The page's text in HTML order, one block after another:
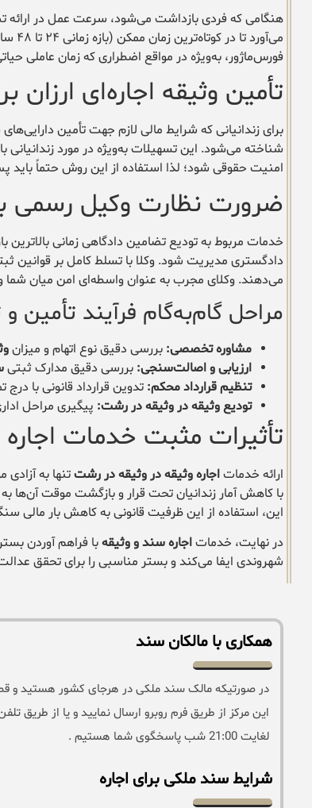
هنگامی که فردی بازداشت می‌شود، سرعت عمل در
می‌آورد تا در کوتاه‌ترین زمان ممکن (بازه زمانی ۲۴ تا ۴۸ ساعت)،
فورس‌ماژور، به‌ویژه در مواقع اضطراری که زمان عاملی
تأمین وثیقه اجاره‌ای ارزان
برای زندانیانی که شرایط مالی لازم جهت تأمین
شناخته می‌شود. این تسهیلات به‌ویژه در مورد زندانیانی
امنیت حقوقی شود؛ لذا استفاده از این روش حتماً
ضرورت نظارت وکیل رسمی
خدمات مربوط به تودیع تضامین دادگاهی زمانی بالاترین
دادگستری مدیریت شود. وکلا با تسلط کامل بر قوانین
می‌دهند. وکلای مجرب به عنوان واسطه‌ای امن میان شما
مراحل گام‌به‌گام فرآیند تأمین
مشاوره تخصصی: بررسی دقیق نوع اتهام و میزان
ارزیابی و اصالت‌سنجی: بررسی دقیق مدارک ثبتی
تنظیم قرارداد محکم: تدوین قرارداد قانونی با
تودیع وثیقه در وثیقه در رشت: پیگیری مراحل
تأثیرات مثبت خدمات
ارائه خدماتاجاره وثیقه در وثیقه در رشتتنها به
با کاهش آمار زندانیان تحت قرار و بازگشت موقت آن‌ها به
این، استفاده از این ظرفیت قانونی به کاهش بار مالی
در نهایت، خدماتاجاره سند و وثیقهبا فراهم آوردن
شهروندی ایفا می‌کند و بستر مناسبی را برای تحقق
همکاری با مالکان سند
در صورتیکه مالک سند ملکی در هرجای کشور هستید و قصد
لغایت 21:00 شب پاسخگوی شما هستیم .
شرایط سند ملکی برای اجاره